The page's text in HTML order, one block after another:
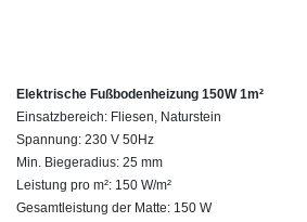
Elektrische Fußbodenheizung 150W 1m²
Einsatzbereich: Fliesen, Naturstein
Spannung: 230 V 50Hz
Min. Biegeradius: 25 mm
Leistung pro m²: 150 W/m²
Gesamtleistung der Matte: 150 W